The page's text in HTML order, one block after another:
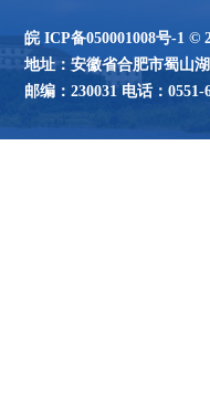
皖 ICP备050001008号-1 ©
地址：安徽省合肥市蜀山
邮编：230031 电话：